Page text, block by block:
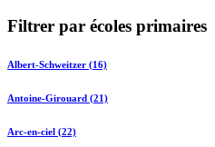
Filtrer par écoles primaires
Albert-Schweitzer (16)
Antoine-Girouard (21)
Arc-en-ciel (22)